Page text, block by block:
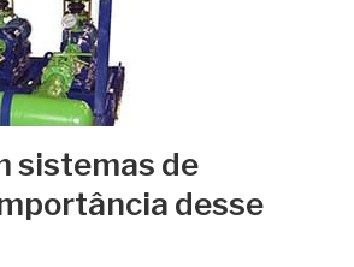
sistemas de
desse